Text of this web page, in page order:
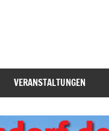
VERANSTALTUNGEN